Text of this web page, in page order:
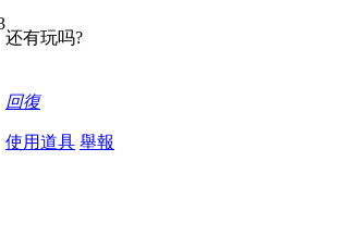
还有玩吗?
回復
使用道具 舉報